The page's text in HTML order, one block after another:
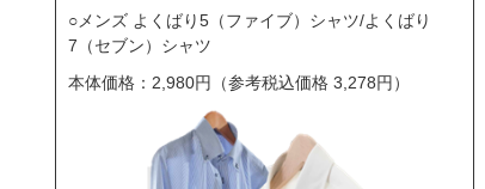
メンズ よくばり5（ファイブ）シャツ/よくばり
7（セブン）シャツ
本体価格：2,980円（参考税込価格 3,278円）